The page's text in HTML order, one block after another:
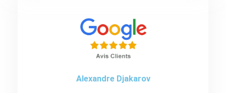
Alexandre Djakarov